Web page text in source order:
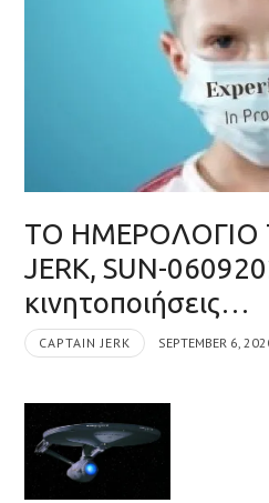
ΤΟ ΗΜΕΡΟΛΟΓΙΟ
JERK, SUN-
κινητοποιήσεις…
CAPTAIN JERK SEPTEMBER 6,